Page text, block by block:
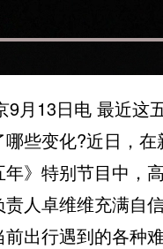
月13日电 最近这
些变化?近日，在
》特别节目中，
人卓维维充满自
出行遇到的各种